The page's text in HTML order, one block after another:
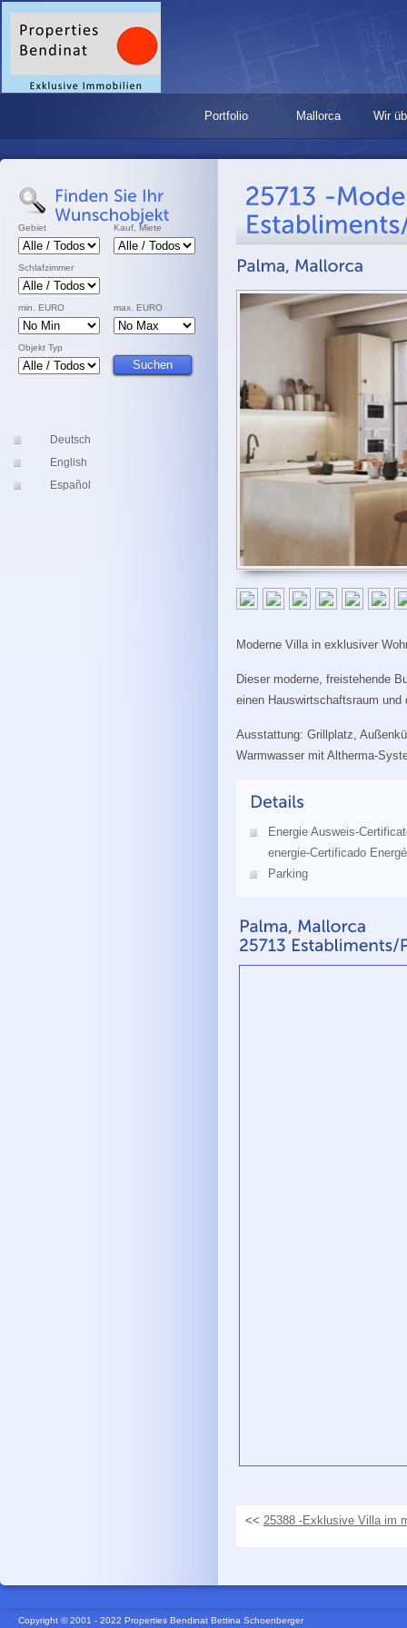
Portfolio Mallorca Wir
Gebiet Kauf, Miete
Schlafzimmer
min. EURO max. EURO
Objekt Typ
Deutsch
English
Español
Moderne Villa in exklusiver
Dieser moderne, freistehende
einen Hauswirtschaftsraum
Ausstattung: Grillplatz,
Warmwasser mit Altherma-
Energie Ausweis-
energie-Certificado
Parking
<< 25388 -Exklusive Villa im
Copyright © 2001 - 2022 Properties Bendinat Bettina Schoenberger